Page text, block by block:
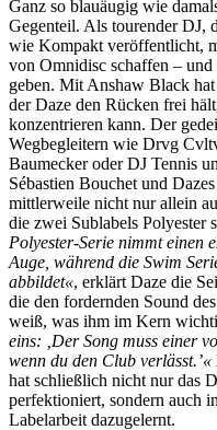
Ganz so blauäugig wie
Gegenteil. Als tourender DJ,
wie Kompakt veröffentlicht,
von Omnidisc schaffen –
geben. Mit Anshaw Black
der Daze den Rücken frei
konzentrieren kann. Der
Wegbegleitern wie Drvg
Baumecker oder DJ Tennis
Sébastien Bouchet und
mittlerweile nicht nur allein
die zwei Sublabels Polyester
Polyester-Serie nimmt einen
Auge, während die Swim
abbildet«, erklärt Daze die
die den fordernden Sound
weiß, was ihm im Kern
eins: ‚Der Song muss einer
wenn du den Club verlässt.’«
hat schließlich nicht nur das
perfektioniert, sondern auch
Labelarbeit dazugelernt.